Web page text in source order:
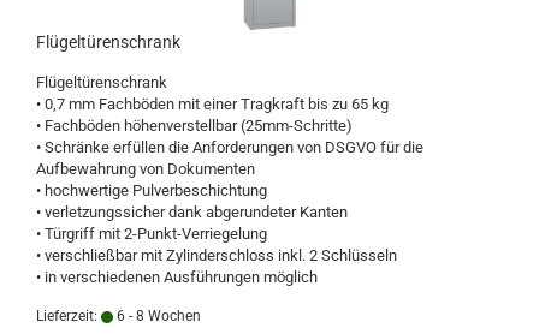
Flügeltürenschrank
Flügeltürenschrank
• 0,7 mm Fachböden mit einer Tragkraft bis zu 65 kg
• Fachböden höhenverstellbar (25mm-Schritte)
• Schränke erfüllen die Anforderungen von DSGVO für die
Aufbewahrung von Dokumenten
• hochwertige Pulverbeschichtung
• verletzungssicher dank abgerundeter Kanten
• Türgriff mit 2-Punkt-Verriegelung
• verschließbar mit Zylinderschloss inkl. 2 Schlüsseln
• in verschiedenen Ausführungen möglich
Lieferzeit: 6 - 8 Wochen